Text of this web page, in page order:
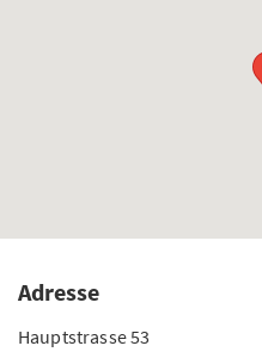
Adresse
Hauptstrasse 53